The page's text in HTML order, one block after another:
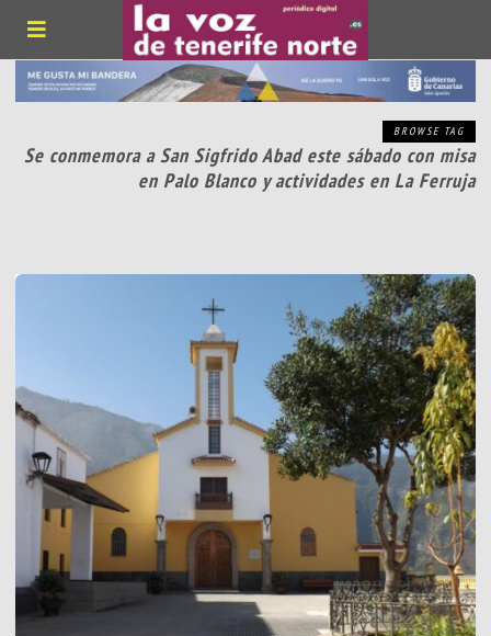
BROWSE TAG
Se conmemora a San Sigfrido Abad este sábado con misa
en Palo Blanco y actividades en La Ferruja